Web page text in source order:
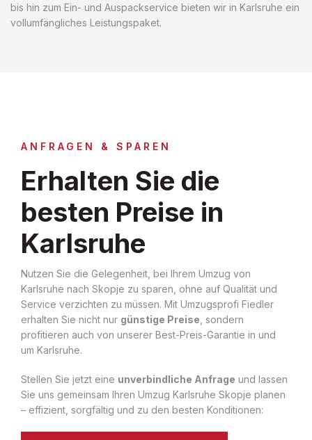
bis hin zum Ein- und Auspackservice bieten wir in Karlsruhe ein
vollumfängliches Leistungspaket.
ANFRAGEN & SPAREN
Erhalten Sie die
besten Preise in
Karlsruhe
Nutzen Sie die Gelegenheit, bei Ihrem Umzug von
Karlsruhe nach Skopje zu sparen, ohne auf Qualität und
Service verzichten zu müssen. Mit Umzugsprofi Fiedler
erhalten Sie nicht nur günstige Preise , sondern
profitieren auch von unserer Best-Preis-Garantie in und
um Karlsruhe.
Stellen Sie jetzt eine unverbindliche Anfrage und lassen
Sie uns gemeinsam Ihren Umzug Karlsruhe Skopje planen
– effizient, sorgfältig und zu den besten Konditionen: